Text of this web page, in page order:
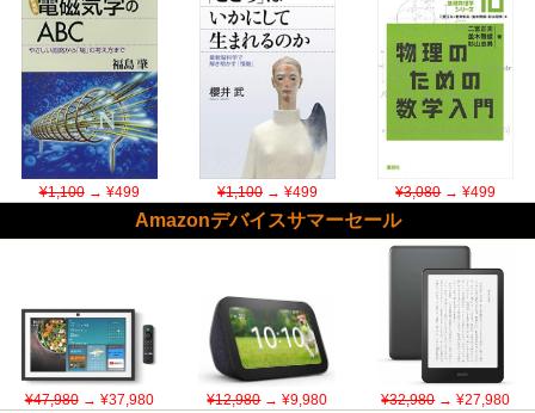
¥1,100→ ¥499 ¥1,100→ ¥499 ¥3,080→ ¥499
Amazonデバイスサマーセール
¥47,980→ ¥37,980 ¥12,980→ ¥9,980 ¥32,980→ ¥27,980